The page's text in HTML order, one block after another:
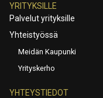
YRITYKSILLE
Palvelut yrityksille
Yhteistyössä
Meidän Kaupunki
Yrityskerho
YHTEYSTIEDOT